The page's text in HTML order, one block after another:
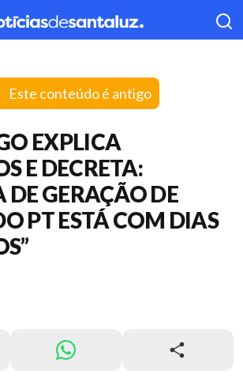
404
Este conteúdo é antigo
EXPLICA
E DECRETA:
DE GERAÇÃO DE
PT ESTÁ COM DIAS